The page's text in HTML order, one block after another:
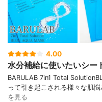
4.00
水分補給に使いたいシー
BARULAB 7in1 Total
って引き起こされる様々な肌
を見る